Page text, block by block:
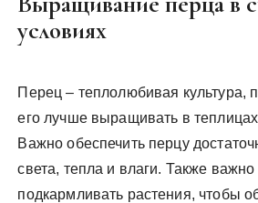
условиях
Перец – теплолюбивая культура,
его лучше выращивать в
Важно обеспечить перцу
света, тепла и влаги. Также
подкармливать растения, чтобы